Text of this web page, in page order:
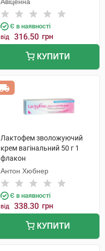
Є в наявності
від 316.50 грн
КУПИТИ
Лактофем зволожуючий
крем вагінальний 50 г 1
флакон
Антон Хюбнер
Є в наявності
від 338.30 грн
КУПИТИ